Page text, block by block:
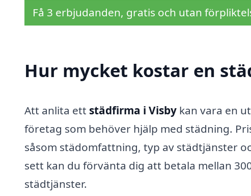
Få 3 erbjudanden, gratis och utan
Hur mycket kostar en
Att anlita ett städfirma i Visby kan vara en
företag som behöver hjälp med städning.
såsom städomfattning, typ av städtjänster
sett kan du förvänta dig att betala mellan
städtjänster.